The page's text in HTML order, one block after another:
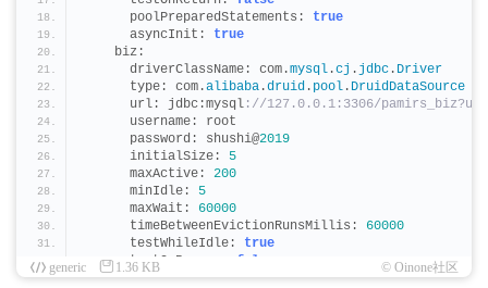
      poolPreparedStatements:
true
      asyncInit:
true
    biz:
      driverClassName: com.
mysql .cj . jdbc . Driver
      type: com.
alibaba .druid . pool . DruidDataSource
      url: jdbc:mysql
://127.0.0.1:3306/
      username: root
      password: shushi@
2019
      initialSize:
5
      maxActive:
200
      minIdle:
5
      maxWait:
60000
      timeBetweenEvictionRunsMillis:
60000
      testWhileIdle:
true
      testOnBorrow:
false
      testOnReturn:
false
generic 1.36 KB © Oinone社区